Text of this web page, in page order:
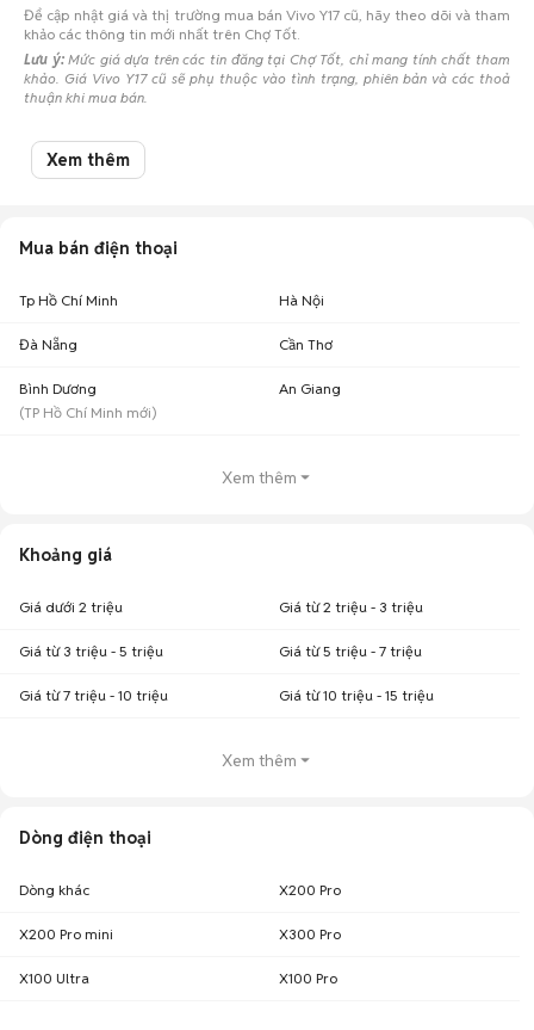
Để cập nhật giá và thị trường mua bán Vivo Y17 cũ, hãy theo dõi và tham
khảo các thông tin mới nhất trên Chợ Tốt.
Lưu ý:Mức giá dựa trên các tin đăng tại Chợ Tốt, chỉ mang tính chất tham
khảo. Giá Vivo Y17 cũ sẽ phụ thuộc vào tình trạng, phiên bản và các thoả
thuận khi mua bán.
Mua bán Vivo Y17 cũ
Chợ Tốt có 29 tin đăng bán, mua Vivo Y17 cũ với nhiều khoảng giá giúp
Xem thêm
Mua bán điện thoại
Tp Hồ Chí Minh Hà Nội
Đà Nẵng Cần Thơ
Bình Dương
(TP Hồ Chí Minh mới)
An Giang
Xem thêm
Khoảng giá
Giá dưới 2 triệu Giá từ 2 triệu - 3 triệu
Giá từ 3 triệu - 5 triệu Giá từ 5 triệu - 7 triệu
Giá từ 7 triệu - 10 triệu Giá từ 10 triệu - 15 triệu
Xem thêm
Dòng điện thoại
Dòng khác X200 Pro
X200 Pro mini X300 Pro
X100 Ultra X100 Pro